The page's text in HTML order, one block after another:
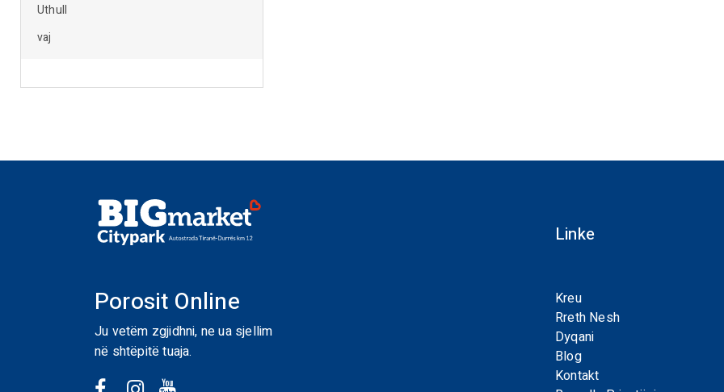
Uthull
vaj
Linke
Porosit Online
Ju vetëm zgjidhni, ne ua sjellim
në shtëpitë tuaja.
Kreu
Rreth Nesh
Dyqani
Blog
Kontakt